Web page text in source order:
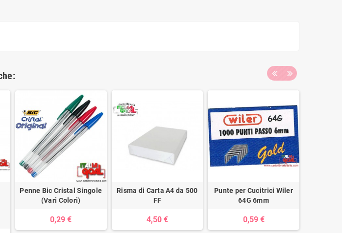
Penne Bic Cristal Singole
(Vari Colori)
0,29 €
Risma di Carta A4 da 500
FF
4,50 €
Punte per Cucitrici Wiler
64G 6mm
0,59 €